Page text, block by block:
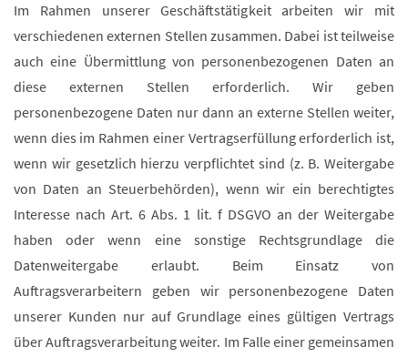
Im Rahmen unserer Geschäftstätigkeit arbeiten wir mit
verschiedenen externen Stellen zusammen. Dabei ist teilweise
auch eine Übermittlung von personenbezogenen Daten an
diese externen Stellen erforderlich. Wir geben
personenbezogene Daten nur dann an externe Stellen weiter,
wenn dies im Rahmen einer Vertragserfüllung erforderlich ist,
wenn wir gesetzlich hierzu verpflichtet sind (z. B. Weitergabe
von Daten an Steuerbehörden), wenn wir ein berechtigtes
Interesse nach Art. 6 Abs. 1 lit. f DSGVO an der Weitergabe
haben oder wenn eine sonstige Rechtsgrundlage die
Datenweitergabe erlaubt. Beim Einsatz von
Auftragsverarbeitern geben wir personenbezogene Daten
unserer Kunden nur auf Grundlage eines gültigen Vertrags
über Auftragsverarbeitung weiter. Im Falle einer gemeinsamen